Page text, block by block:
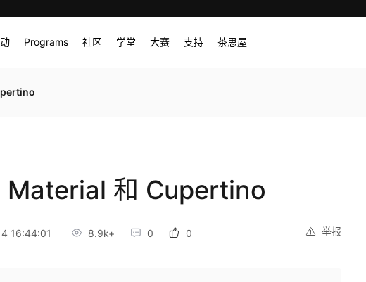
Programs 社区 学堂 大赛 支持 茶思屋
Material 和 Cupertino
举报
16:44:01 8.9k+ 0 0